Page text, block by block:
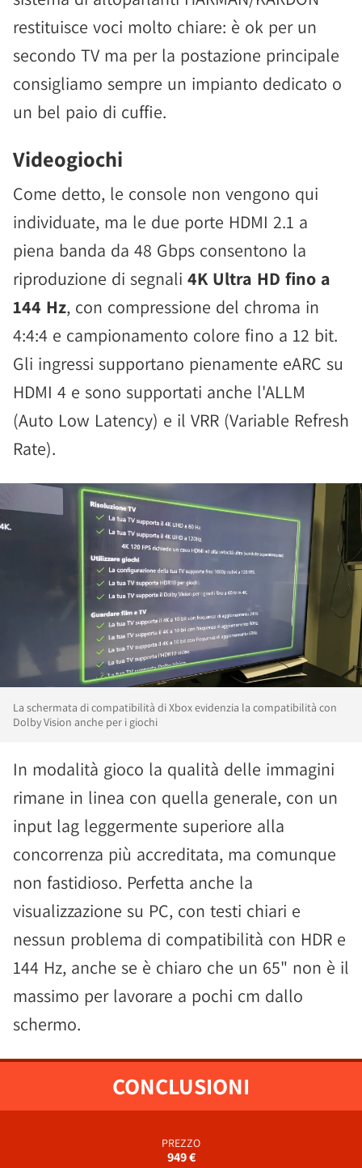
restituisce voci molto chiare: è ok per un
secondo TV ma per la postazione principale
consigliamo sempre un impianto dedicato o
un bel paio di cuffie.
Videogiochi
Come detto, le console non vengono qui
individuate, ma le due porte HDMI 2.1 a
piena banda da 48 Gbps consentono la
riproduzione di segnali 4K Ultra HD fino a
144 Hz, con compressione del chroma in
4:4:4 e campionamento colore fino a 12 bit.
Gli ingressi supportano pienamente eARC su
HDMI 4 e sono supportati anche l'ALLM
(Auto Low Latency) e il VRR (Variable Refresh
Rate).
La schermata di compatibilità di Xbox evidenzia la compatibilità con
Dolby Vision anche per i giochi
In modalità gioco la qualità delle immagini
rimane in linea con quella generale, con un
input lag leggermente superiore alla
concorrenza più accreditata, ma comunque
non fastidioso. Perfetta anche la
visualizzazione su PC, con testi chiari e
nessun problema di compatibilità con HDR e
144 Hz, anche se è chiaro che un 65" non è il
massimo per lavorare a pochi cm dallo
schermo.
CONCLUSIONI
PREZZO
949 €